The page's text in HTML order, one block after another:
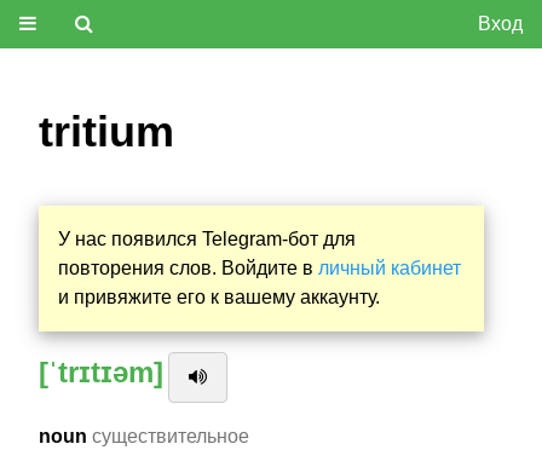
Вход
tritium
У нас появился Telegram-бот для
повторения слов. Войдите в личный кабинет
и привяжите его к вашему аккаунту.
[ˈtrɪtɪəm]
noun существительное